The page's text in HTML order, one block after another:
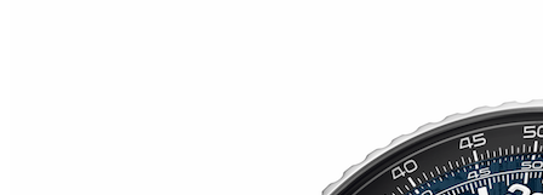
RM O7-01 COLOURED CERAMICS 2026 de RICHARD